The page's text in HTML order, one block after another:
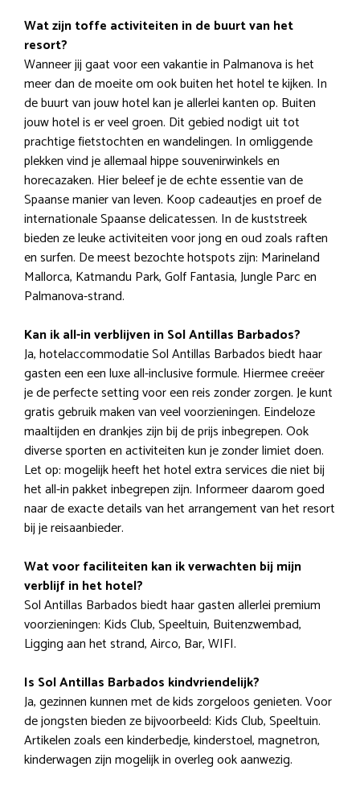
Wat zijn toffe activiteiten in de buurt van het
resort?
Wanneer jij gaat voor een vakantie in Palmanova is het
meer dan de moeite om ook buiten het hotel te kijken. In
de buurt van jouw hotel kan je allerlei kanten op. Buiten
jouw hotel is er veel groen. Dit gebied nodigt uit tot
prachtige fietstochten en wandelingen. In omliggende
plekken vind je allemaal hippe souvenirwinkels en
horecazaken. Hier beleef je de echte essentie van de
Spaanse manier van leven. Koop cadeautjes en proef de
internationale Spaanse delicatessen. In de kuststreek
bieden ze leuke activiteiten voor jong en oud zoals raften
en surfen. De meest bezochte hotspots zijn: Marineland
Mallorca, Katmandu Park, Golf Fantasia, Jungle Parc en
Palmanova-strand.
Kan ik all-in verblijven in Sol Antillas Barbados?
Ja, hotelaccommodatie Sol Antillas Barbados biedt haar
gasten een een luxe all-inclusive formule. Hiermee creëer
je de perfecte setting voor een reis zonder zorgen. Je kunt
gratis gebruik maken van veel voorzieningen. Eindeloze
maaltijden en drankjes zijn bij de prijs inbegrepen. Ook
diverse sporten en activiteiten kun je zonder limiet doen.
Let op: mogelijk heeft het hotel extra services die niet bij
het all-in pakket inbegrepen zijn. Informeer daarom goed
naar de exacte details van het arrangement van het resort
bij je reisaanbieder.
Wat voor faciliteiten kan ik verwachten bij mijn
verblijf in het hotel?
Sol Antillas Barbados biedt haar gasten allerlei premium
voorzieningen: Kids Club, Speeltuin, Buitenzwembad,
Ligging aan het strand, Airco, Bar, WIFI.
Is Sol Antillas Barbados kindvriendelijk?
Ja, gezinnen kunnen met de kids zorgeloos genieten. Voor
de jongsten bieden ze bijvoorbeeld: Kids Club, Speeltuin.
Artikelen zoals een kinderbedje, kinderstoel, magnetron,
kinderwagen zijn mogelijk in overleg ook aanwezig.